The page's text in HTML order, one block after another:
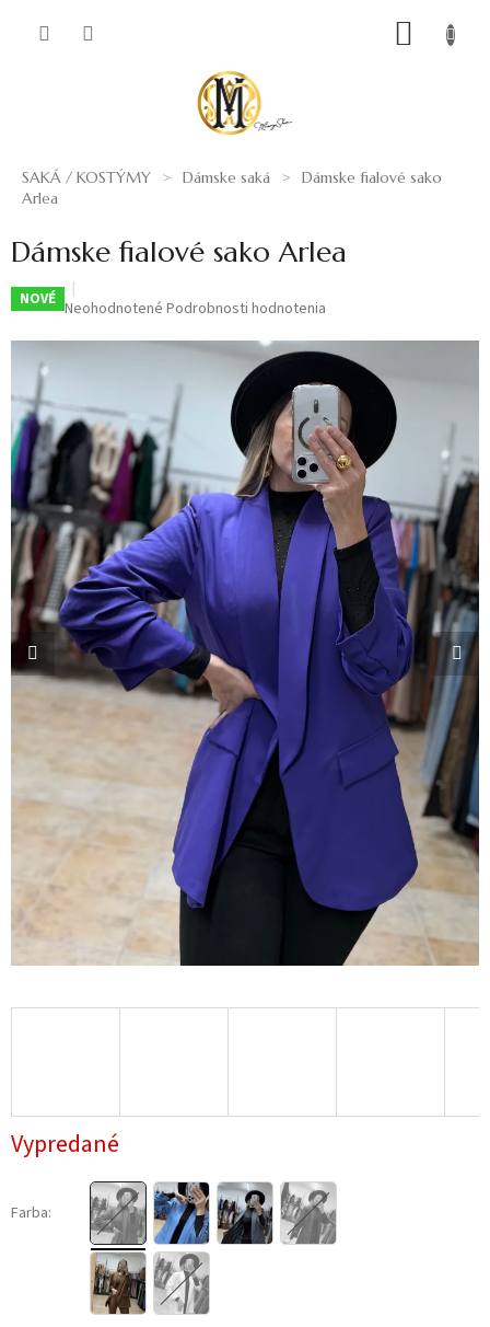
SAKÁ / KOSTÝMY Dámske saká
Dámske fialové sako
Arlea
Dámske fialové sako Arlea
NOVÉ Priemerné
5
hviezdičiek.
Neohodnotené Podrobnosti hodnotenia
Vypredané
Farba: